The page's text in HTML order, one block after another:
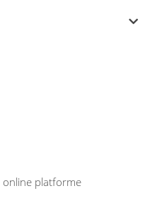
online platforme